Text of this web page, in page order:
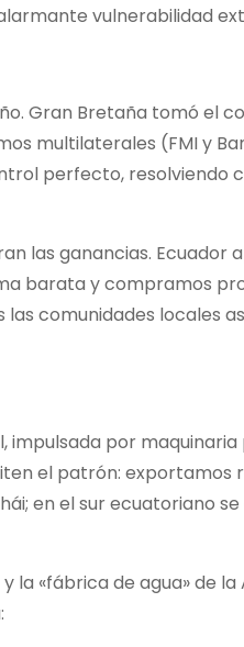
vulnerabilidad
Gran Bretaña tomó el
multilaterales (FMI y
perfecto, resolviendo
las ganancias. Ecuador
barata y compramos
comunidades locales
impulsada por maquinaria
el patrón: exportamos
en el sur ecuatoriano se
la «fábrica de agua» de la